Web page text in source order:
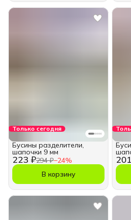
Только сегодня
223 ₽294 ₽−24%
Бусины разделители,
шапочки 9 мм
В корзину